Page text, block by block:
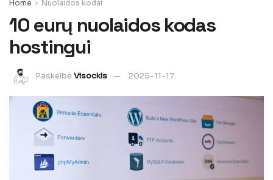
Home Nuolaidos kodai
10 eurų nuolaidos kodas
hostingui
PaskelbėVisockis 2025-11-17